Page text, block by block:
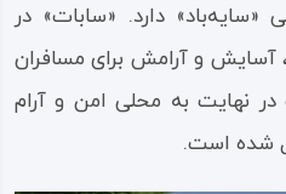
«سایه‌باد» دارد. «سابات» در
آسایش و آرامش برای مسافران
نهایت به محلی امن و آرام
شده است.